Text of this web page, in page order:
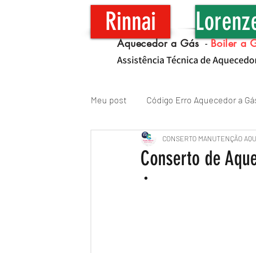
Rinnai
Aquecedor a Gás-Boiler a
Assistência Técnica de
Meu post Código Erro Aquecedor a
"ZONA NORTE RJ"
Reparo de Aquecedor a Gás
Conserto de
CONSERTO MANUTENÇÃO